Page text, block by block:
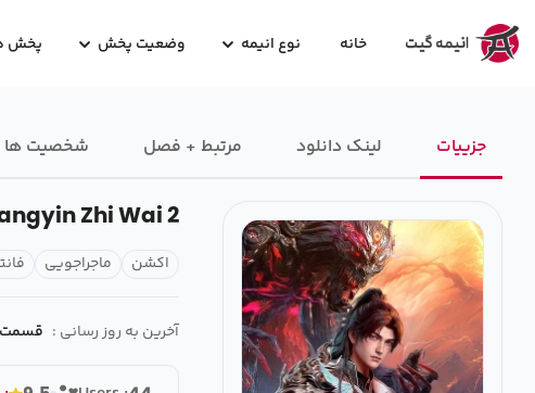
خانه نوع انیمه وضعیت پخش پخش
جزییات لینک دانلود مرتبط + فصل شخصیت ها
Zhi Wai 2
اکشن ماجراجویی
آخرین به روز رسانی : قسمت 8